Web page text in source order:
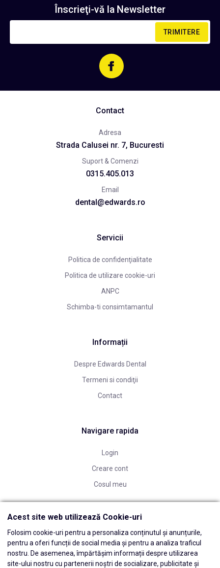
Înscrieţi-vă la Newsletter
TRIMITERE
Contact
Adresa
Strada Calusei nr. 7, Bucuresti
Suport & Comenzi
0315.405.013
Email
dental@edwards.ro
Servicii
Politica de confidenţialitate
Politica de utilizare cookie-uri
ANPC
Schimba-ti consimtamantul
Informații
Despre Edwards Dental
Termeni si condiţii
Contact
Navigare rapida
Login
Creare cont
Cosul meu
Acest site web utilizează Cookie-uri
Folosim cookie-uri pentru a personaliza conținutul și anunțurile,
pentru a oferi funcții de social media și pentru a analiza traficul
nostru. De asemenea, împărtășim informații despre utilizarea
site-ului nostru cu partenerii noștri de socializare, publicitate și